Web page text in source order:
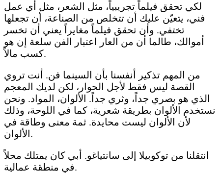
لكي تحقق فيلماً تجريبياً، مثل الشعر، مثل أي عمل
فني، يتعيّن عليك أن تتخلص من الصناعة، أن تجعلها
تختفي. وأن تحقق فيلماً مغايراً يعني أن تخسر
أموالك، طالما أن من العار اعتبار الفن سلعة إن هو
كسب مالاً.
من المهم تذكير أنفسنا بأن السينما فن. أنت تروي
القصة ليس فقط لأجل الحوار، لكن لديك المعجم
الذي هو بصري جداً، وثري جداً. الألوان، المواد. ونحن
نستخدم الألوان بطريقة شعرية، كما في اللوحة، وذلك
لأن الألوان ليست محايدة. ثمة معنى وطاقة في
الألوان.
انتقلنا من توكوبيلا إلى سانتياغو. أبي كان يمتلك محلاً
في منطقة عمالية.